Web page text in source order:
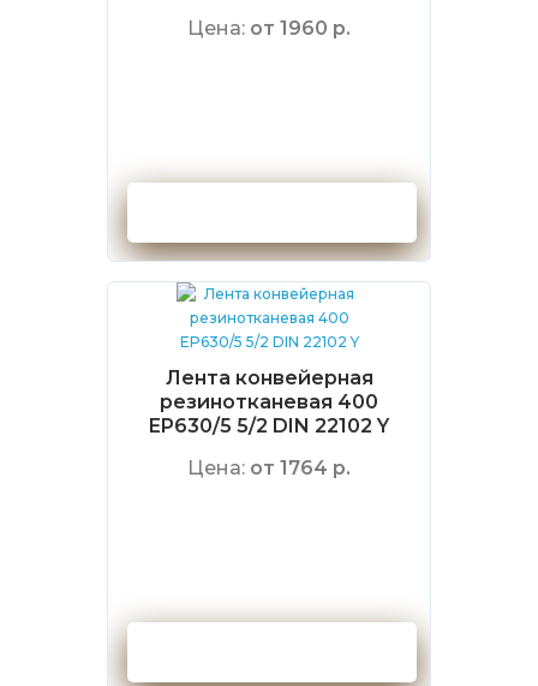
Цена: от 1960 р.
Лента конвейерная
резинотканевая 400
EP630/5 5/2 DIN 22102 Y
Цена: от 1764 р.